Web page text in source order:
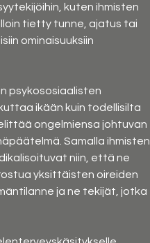
kuten ihmisten
tietty tunne, ajatus tai
ominaisuuksiin
psykososiaalisten
ikään kuin todellisilta
ongelmiensa johtuvan
Samalla ihmisten
niin, että ne
yksittäisten oireiden
ja ne tekijät, jotka